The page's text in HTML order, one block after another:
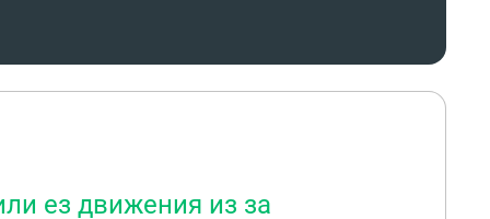
ез движения из за